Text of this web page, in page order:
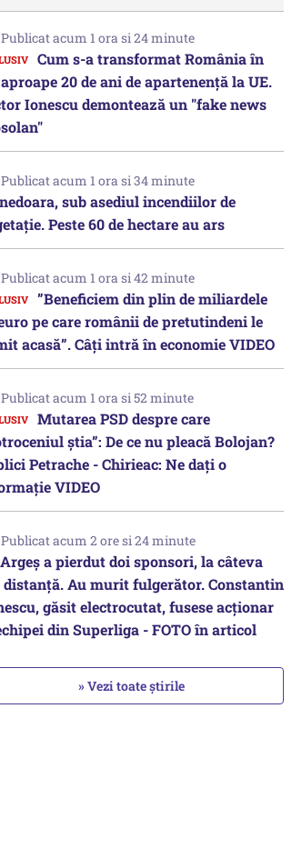
Publicat acum 1 ora si 24 minute
Cum s-a transformat România în
20 de ani de apartenență la UE.
Ionescu demontează un "fake news
Publicat acum 1 ora si 34 minute
sub asediul incendiilor de
Peste 60 de hectare au ars
Publicat acum 1 ora si 42 minute
”Beneficiem din plin de miliardele
pe care românii de pretutindeni le
acasă”. Câți intră în economie VIDEO
Publicat acum 1 ora si 52 minute
Mutarea PSD despre care
știa”: De ce nu pleacă Bolojan?
Petrache - Chirieac: Ne dați o
VIDEO
Publicat acum 2 ore si 24 minute
a pierdut doi sponsori, la câteva
distanță. Au murit fulgerător. Constantin
găsit electrocutat, fusese acționar
din Superliga - FOTO în articol
» Vezi toate știrile